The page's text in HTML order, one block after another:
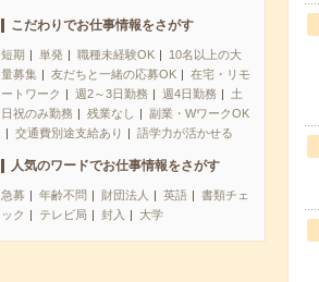
こだわりでお仕事情報をさがす
短期 単発 職種未経験OK
10名以上の大
量募集
友だちと一緒の応募OK
在宅・リモ
ートワーク
週2～3日勤務 週4日勤務
土
日祝のみ勤務
残業なし
副業・WワークOK
交通費別途支給あり
語学力が活かせる
人気のワードでお仕事情報をさがす
急募 年齢不問 財団法人 英語
書類チェ
ック
テレビ局 封入 大学